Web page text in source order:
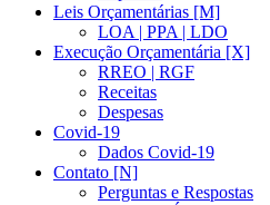
Leis Orçamentárias [M]
LOA | PPA | LDO
Execução Orçamentária [X]
RREO | RGF
Receitas
Despesas
Covid-19
Dados Covid-19
Contato [N]
Perguntas e Respostas